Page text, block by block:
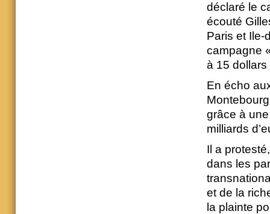
déclaré le
écouté
Paris et Ile-
campagne
à 15 dollars
En écho
grâce à
milliards
Il a
dans les
et de la
la plainte